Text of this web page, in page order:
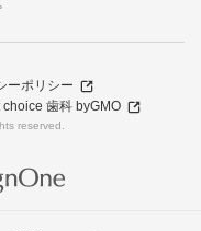
ーポリシー
choice 歯科 byGMO
reserved.